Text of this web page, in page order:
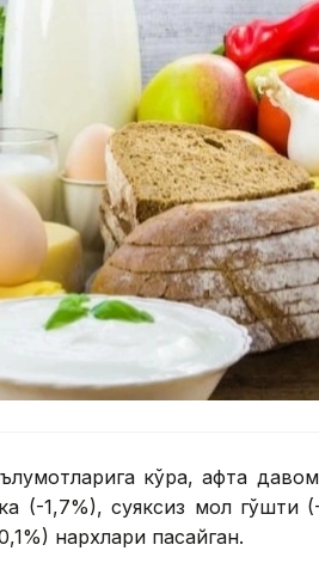
кўра, ҳафта
(-1,7%), суяксиз мол гўшти
нархлари пасайган.